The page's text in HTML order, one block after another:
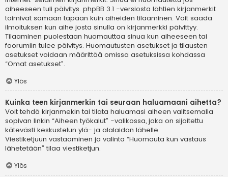
aiheeseen tuli päivitys. phpBB 3.1 -versiosta lähtien kirjanmerkit
toimivat samaan tapaan kuin aiheiden tilaaminen. Voit saada
ilmoituksen kun aihe josta sinulla on kirjanmerkki päivittyy.
Tilaaminen puolestaan huomauttaa sinua kun aiheeseen tai
foorumiin tulee päivitys. Huomautusten asetukset ja tilausten
asetukset voidaan määrittää omissa asetuksissa kohdassa
“Omat asetukset”.
Ylös
Kuinka teen kirjanmerkin tai seuraan haluamaani aihetta?
Voit tehdä kirjanmekin tai tilata haluamasi aiheen valitsemalla
sopivan linkin “Aiheen työkalut” -valikossa, joka on sijoitettu
kätevästi keskustelun ylä- ja alalaidan lähelle.
Viestiketjuun vastaaminen ja valinta “Huomauta kun vastaus
lähetetään” tilaa viestiketjun.
Ylös